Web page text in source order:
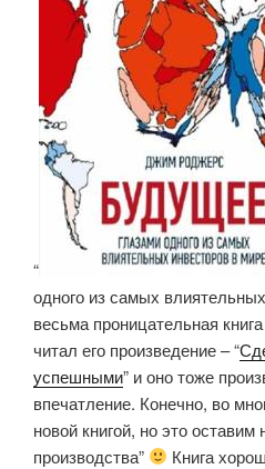
Юваль
Ной
Харари»
“
одного из самых
весьма проницательная
читал его произведение – “
успешными” и оно тоже
впечатление. Конечно, во
новой книгой, но это оставим
производства”
Книга